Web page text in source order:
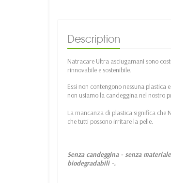
Description
Natracare Ultra asciugamani sono
rinnovabile e sostenibile.
Essi non contengono nessuna
non usiamo la candeggina nel nostro
La mancanza di plastica significa che
che tutti possono irritare la pelle.
Senza candeggina - senza
biodegradabili -.